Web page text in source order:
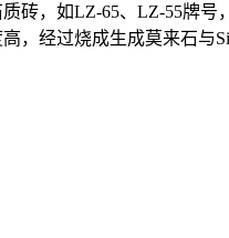
砖，如LZ-65、LZ-55牌号
，经过烧成生成莫来石与